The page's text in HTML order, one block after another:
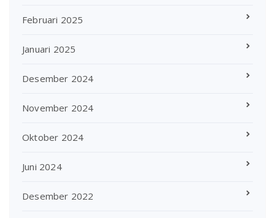
Februari 2025
Januari 2025
Desember 2024
November 2024
Oktober 2024
Juni 2024
Desember 2022